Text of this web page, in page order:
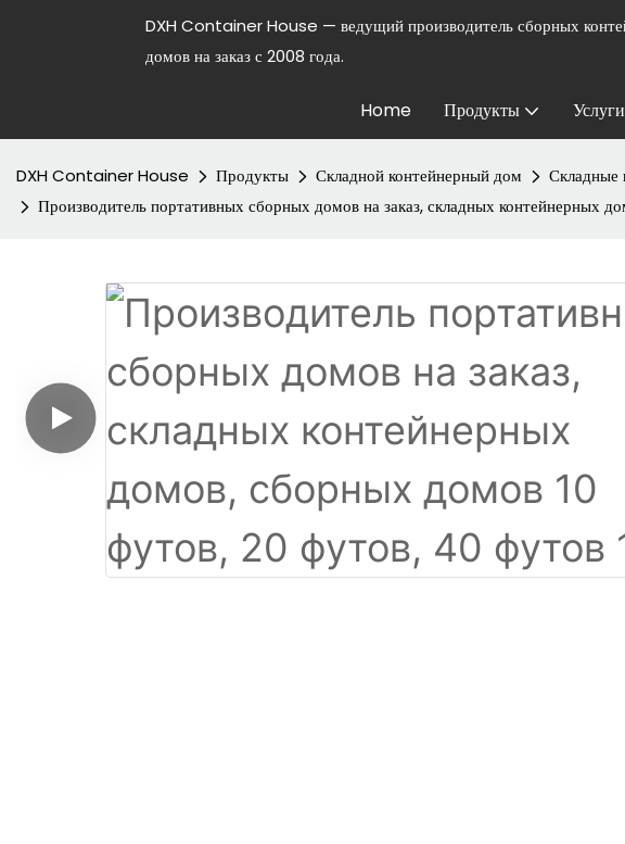
DXH Container House — ведущий производитель сборных
домов на заказ с 2008 года.
Home Продукты Услуги
DXH Container House Продукты Складной контейнерный дом
Складные
Производитель портативных сборных домов на заказ, складных контейнерных